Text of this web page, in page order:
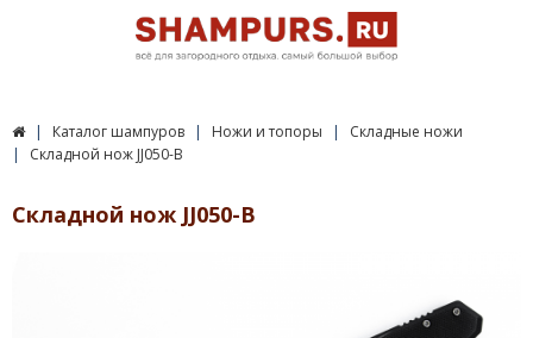
Каталог шампуров Ножи и топоры
Складные ножи
Складной нож JJ050-B
Складной нож JJ050-B